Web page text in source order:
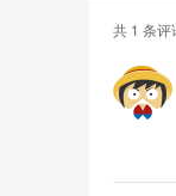
共 1 条评